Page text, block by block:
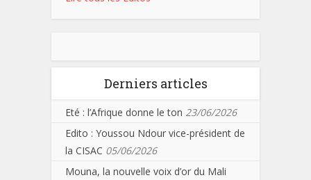
Derniers articles
Eté : l’Afrique donne le ton 23/06/2026
Edito : Youssou Ndour vice-président de
la CISAC 05/06/2026
Mouna, la nouvelle voix d’or du Mali